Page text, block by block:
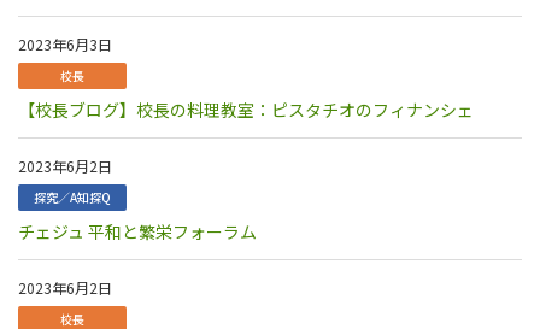
2023年6月3日
校長
【校長ブログ】校長の料理教室：ピスタチオのフィナンシェ
2023年6月2日
探究／A知探Q
チェジュ 平和と繁栄フォーラム
2023年6月2日
校長